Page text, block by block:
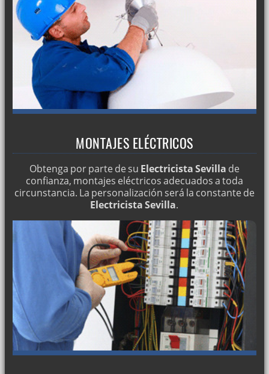
MONTAJES ELÉCTRICOS
Obtenga por parte de su Electricista Sevilla de
confianza, montajes eléctricos adecuados a toda
circunstancia. La personalización será la constante de
Electricista Sevilla.